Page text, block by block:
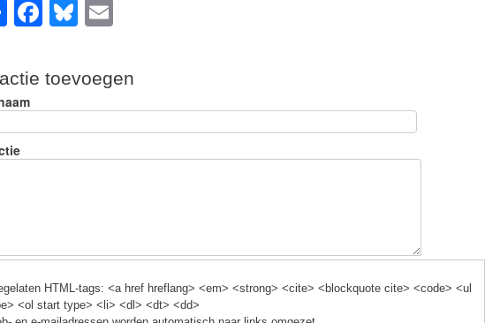
S
ar
e
F
c
e
o
Bl
sk
E
toevoegen
HTML-tags: <a href hreflang> <em> <strong> <cite> <blockquote cite> <code> <ul
<ol start type> <li> <dl> <dt> <dd>